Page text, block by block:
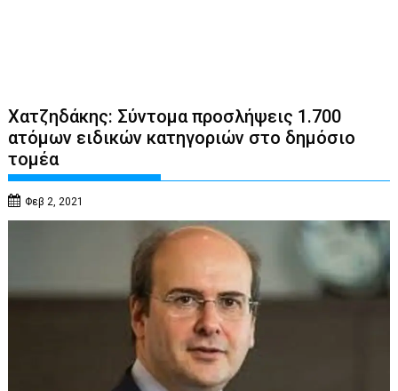
Χατζηδάκης: Σύντομα προσλήψεις 1.700
ατόμων ειδικών κατηγοριών στο δημόσιο
τομέα
Φεβ 2, 2021